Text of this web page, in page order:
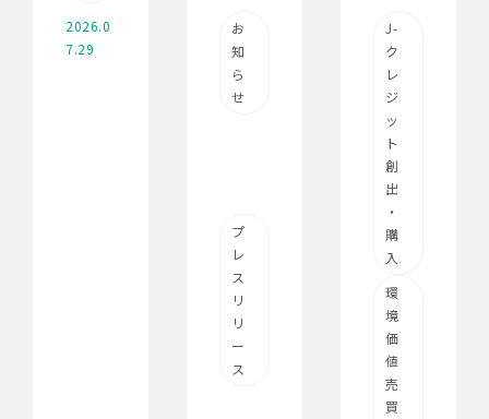
2026.0
7.29
お
知
ら
せ
プ
レ
ス
リ
リ
ー
ス
J-
ク
レ
ジ
ッ
ト
創
出
・
購
入
環
境
価
値
売
買